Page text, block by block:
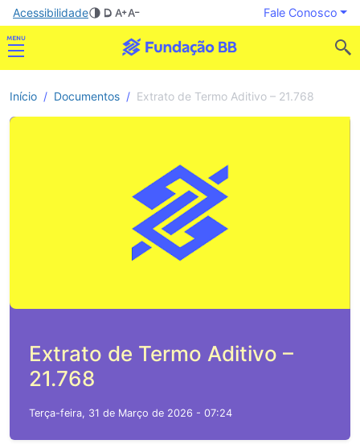
Acessibilidade Fale Conosco
Início Documentos Extrato de Termo Aditivo – 21.768
Extrato de Termo Aditivo –
21.768
Terça-feira, 31 de Março de 2026 - 07:24